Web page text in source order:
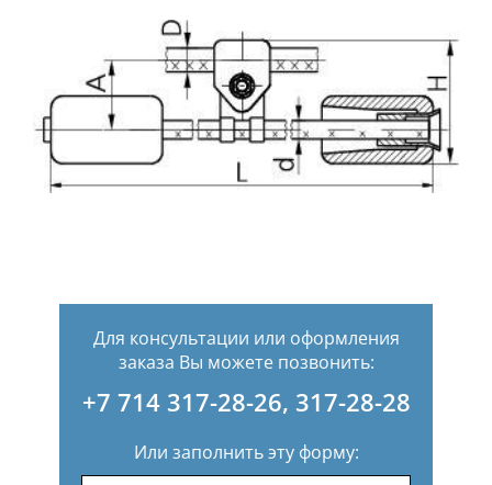
Для консультации или оформления
заказа Вы можете позвонить:
+7 714 317-28-26, 317-28-28
Или заполнить эту форму: